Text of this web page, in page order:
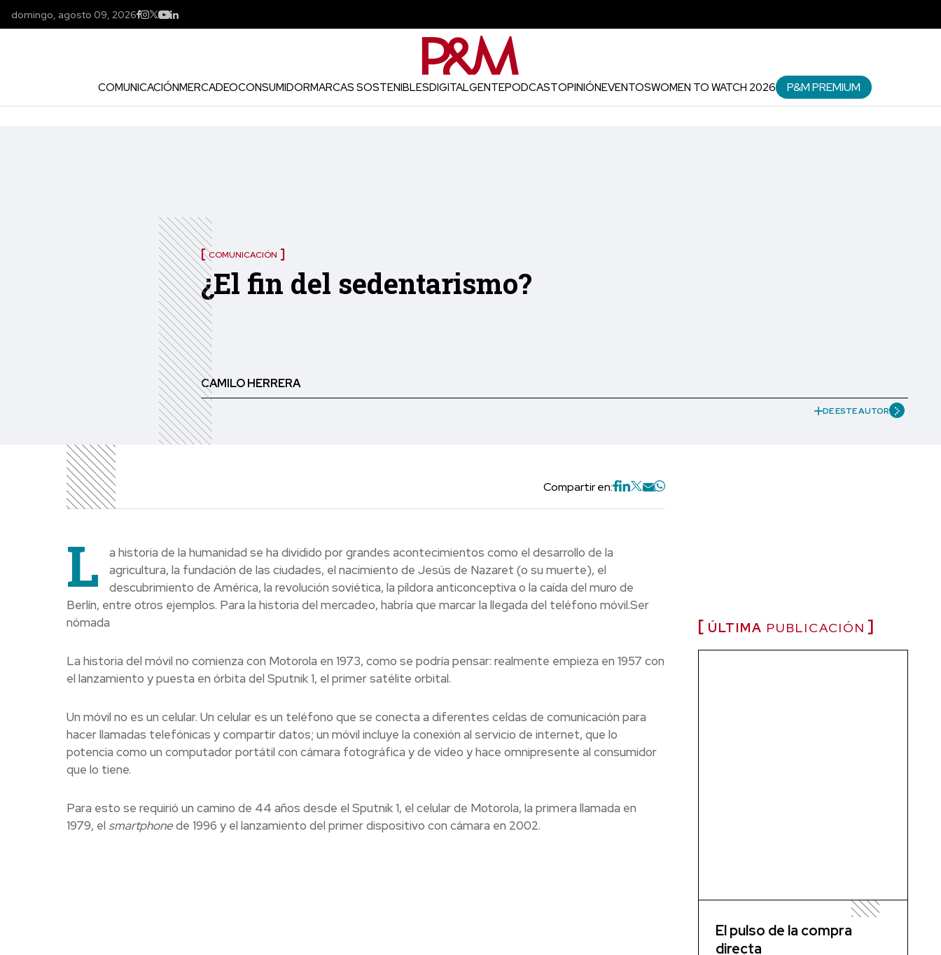
domingo, agosto 09, 2026
COMUNICACIÓNMERCADEOCONSUMIDORMARCAS SOSTENIBLESDIGITALGENTEPODCASTOPINIÓNEVENTOSWOMEN TO WATCH 2026 P&M PREMIUM
COMUNICACIÓN
¿El fin del sedentarismo?
CAMILO HERRERA
DE ESTE AUTOR
Compartir en:
L
a historia de la humanidad se ha dividido por grandes acontecimientos como el desarrollo de la
agricultura, la fundación de las ciudades, el nacimiento de Jesús de Nazaret (o su muerte), el
descubrimiento de América, la revolución soviética, la píldora anticonceptiva o la caída del muro de
Berlín, entre otros ejemplos. Para la historia del mercadeo, habría que marcar la llegada del teléfono móvil.Ser
nómada
La historia del móvil no comienza con Motorola en 1973, como se podría pensar: realmente empieza en 1957 con
el lanzamiento y puesta en órbita del Sputnik 1, el primer satélite orbital.
Un móvil no es un celular. Un celular es un teléfono que se conecta a diferentes celdas de comunicación para
hacer llamadas telefónicas y compartir datos; un móvil incluye la conexión al servicio de internet, que lo
potencia como un computador portátil con cámara fotográfica y de video y hace omnipresente al consumidor
que lo tiene.
Para esto se requirió un camino de 44 años desde el Sputnik 1, el celular de Motorola, la primera llamada en
1979, el smartphonede 1996 y el lanzamiento del primer dispositivo con cámara en 2002.
ÚLTIMA PUBLICACIÓN
El pulso de la compra
directa